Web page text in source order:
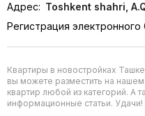
Адрес: Toshkent shahri,
Регистрация
Квартиры в новостройках
вы можете разместить на
квартир любой из категорий. А
информационные статьи. Удачи!